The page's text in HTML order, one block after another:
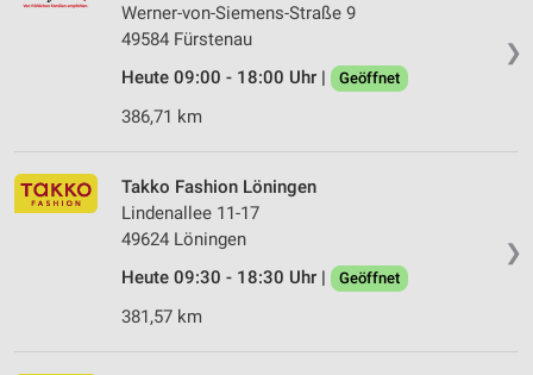
❯
Werner-von-Siemens-Straße 9
49584 Fürstenau
Heute 09:00 - 18:00 Uhr |
Geöffnet
386,71 km
❯
Takko Fashion Löningen
Lindenallee 11-17
49624 Löningen
Heute 09:30 - 18:30 Uhr |
Geöffnet
381,57 km